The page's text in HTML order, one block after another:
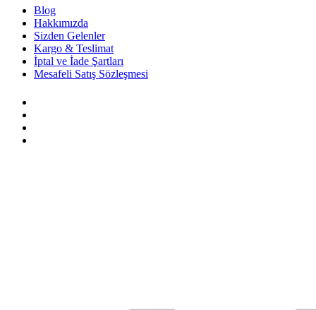
Blog
Hakkımızda
Sizden Gelenler
Kargo & Teslimat
İptal ve İade Şartları
Mesafeli Satış Sözleşmesi